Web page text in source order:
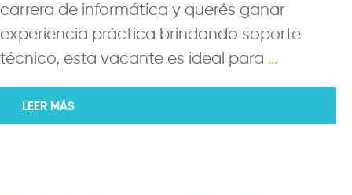
carrera de informática y querés ganar
experiencia práctica brindando soporte
técnico, esta vacante es ideal para …
LEER MÁS